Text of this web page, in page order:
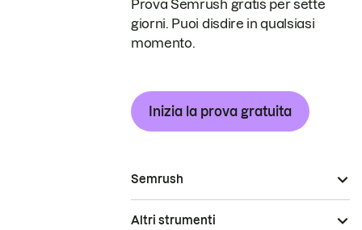
Prova Semrush gratis per sette
giorni. Puoi disdire in qualsiasi
momento.
Inizia la prova gratuita
Semrush
Altri strumenti